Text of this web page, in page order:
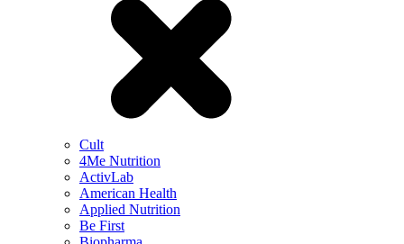
Cult
4Me Nutrition
ActivLab
American Health
Applied Nutrition
Be First